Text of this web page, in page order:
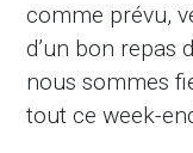
comme prévu,
d’un bon repas
nous sommes
tout ce week-